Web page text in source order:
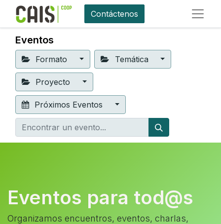
Contáctenos
Eventos
Formato Temática
Proyecto
Próximos Eventos
Eventos para tod@s
Organizamos encuentros, eventos, charlas,